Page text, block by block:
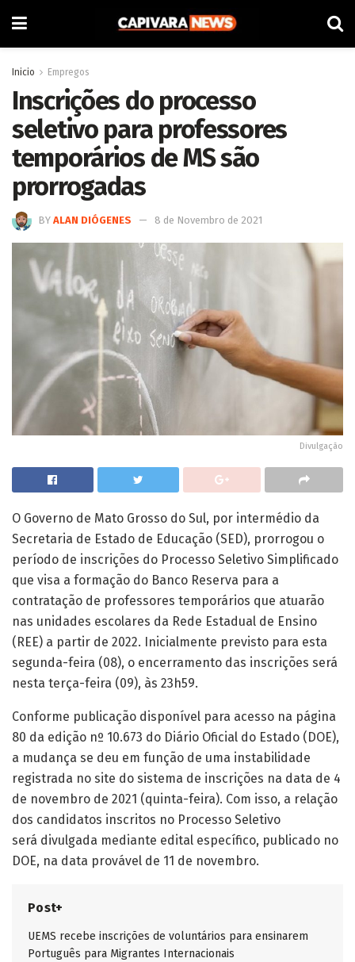
Inicio Empregos
Inscrições do processo
seletivo para professores
temporários de MS são
prorrogadas
BY ALAN DIÓGENES 8 de Novembro de 2021
Divulgação
O Governo de Mato Grosso do Sul, por intermédio da
Secretaria de Estado de Educação (SED), prorrogou o
período de inscrições do Processo Seletivo Simplificado
que visa a formação do Banco Reserva para a
contratação de professores temporários que atuarão
nas unidades escolares da Rede Estadual de Ensino
(REE) a partir de 2022. Inicialmente previsto para esta
segunda-feira (08), o encerramento das inscrições será
nesta terça-feira (09), às 23h59.
Conforme publicação disponível para acesso na página
80 da edição nº 10.673 do Diário Oficial do Estado (DOE),
a mudança se deu em função de uma instabilidade
registrada no site do sistema de inscrições na data de 4
de novembro de 2021 (quinta-feira). Com isso, a relação
dos candidatos inscritos no Processo Seletivo
será divulgada mediante edital específico, publicado no
DOE, na data provável de 11 de novembro.
Post+
UEMS recebe inscrições de voluntários para ensinarem
Português para Migrantes Internacionais